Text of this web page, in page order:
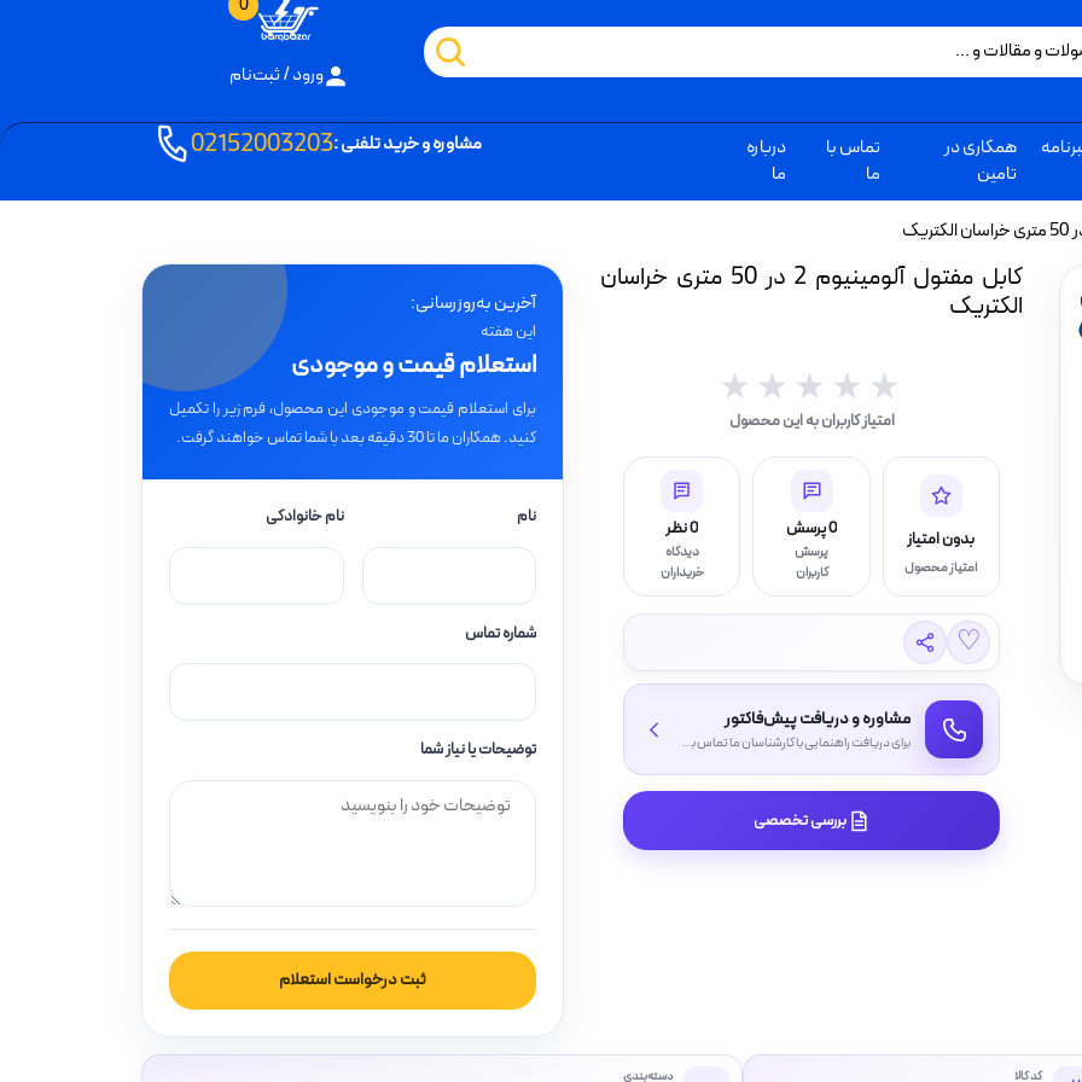
0
ورود / ثبت‌نام
همکاری در
تامین
تماس با
ما
درباره
ما
مشاوره و خرید تلفنی :02152003203
کابل مفتول آلومینیوم 2 در 50 متری خراسان
الکتریک
★★★★★
★★★★★
امتیاز کاربران به این محصول
بدون امتیاز
امتیاز محصول
0 پرسش
پرسش
کاربران
0 نظر
دیدگاه
خریداران
♡
مشاوره و دریافت پیش‌فاکتور
برای دریافت راهنمایی با کارشناسان ما تماس بگیرید
بررسی تخصصی
آخرین به‌روزرسانی:
این هفته
استعلام قیمت و موجودی
برای استعلام قیمت و موجودی این محصول، فرم زیر را تکمیل
کنید. همکاران ما تا 30 دقیقه بعد با شما تماس خواهند گرفت.
نام نام خانوادگی
شماره تماس
توضیحات یا نیاز شما
ثبت درخواست استعلام
کد کالا دسته‌بندی